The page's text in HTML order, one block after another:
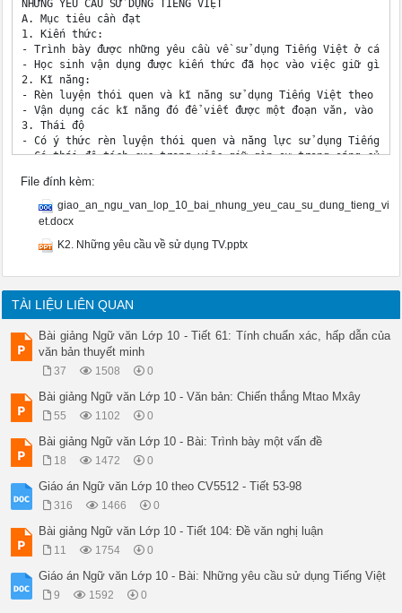
File đính kèm:
giao_an_ngu_van_lop_10_bai_nhung_yeu_cau_su_dung_tieng_vi
et.docx
K2. Những yêu cầu về sử dụng TV.pptx
TÀI LIỆU LIÊN QUAN
Bài giảng Ngữ văn Lớp 10 - Tiết 61: Tính chuẩn xác, hấp dẫn của
văn bản thuyết minh
37 1508 0
Bài giảng Ngữ văn Lớp 10 - Văn bản: Chiến thắng Mtao Mxây
55 1102 0
Bài giảng Ngữ văn Lớp 10 - Bài: Trình bày một vấn đề
18 1472 0
Giáo án Ngữ văn Lớp 10 theo CV5512 - Tiết 53-98
316 1466 0
Bài giảng Ngữ văn Lớp 10 - Tiết 104: Đề văn nghị luận
11 1754 0
Giáo án Ngữ văn Lớp 10 - Bài: Những yêu cầu sử dụng Tiếng Việt
9 1592 0